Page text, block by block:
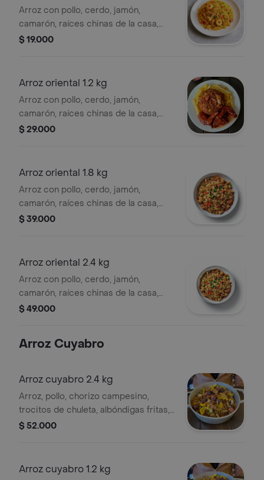
Arroz con pollo, cerdo, jamón,
camarón, raíces chinas de la casa,
pimentón y cebolla salteadas, porción
$ 19.000
Arroz oriental 1.2 kg
Arroz con pollo, cerdo, jamón,
camarón, raíces chinas de la casa,
pimentón y cebolla salteadas, para 2
$ 29.000
Arroz oriental 1.8 kg
Arroz con pollo, cerdo, jamón,
camarón, raíces chinas de la casa,
pimentón y cebolla salteadas, para 3 o
$ 39.000
Arroz oriental 2.4 kg
Arroz con pollo, cerdo, jamón,
camarón, raíces chinas de la casa,
pimentón y cebolla salteadas, para 6 o
$ 49.000
Arroz Cuyabro
Arroz cuyabro 2.4 kg
Arroz, pollo, chorizo campesino,
trocitos de chuleta, albóndigas fritas,
plátano verde, pimentón y cebolla
$ 52.000
Arroz cuyabro 1.2 kg